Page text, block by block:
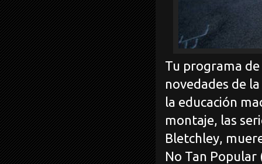
Tu programa
novedades de
la educación
montaje, las
Bletchley,
No Tan Popular